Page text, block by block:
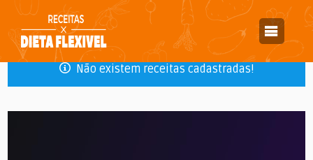
Todas as receitas em: Salgadinhos
Não existem receitas cadastradas!